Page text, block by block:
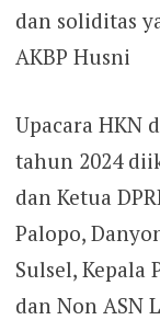
dan soliditas
AKBP Husni
Upacara HKN
tahun 2024
dan Ketua
Palopo,
Sulsel, Kepala
dan Non ASN